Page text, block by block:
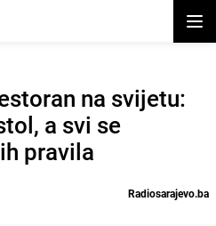
na svijetu:
a svi se
pravila
Radiosarajevo.ba